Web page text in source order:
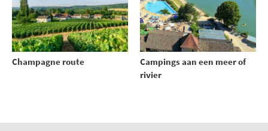
Champagne route
Campings aan een meer of
rivier